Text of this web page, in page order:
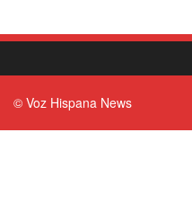
© Voz Hispana News